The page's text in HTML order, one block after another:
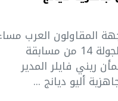
المقاولون العرب
الأحد ضمن مباريات الجولة 14 من مسابقة
ريني فايلر المدير
أليو ديانج ...